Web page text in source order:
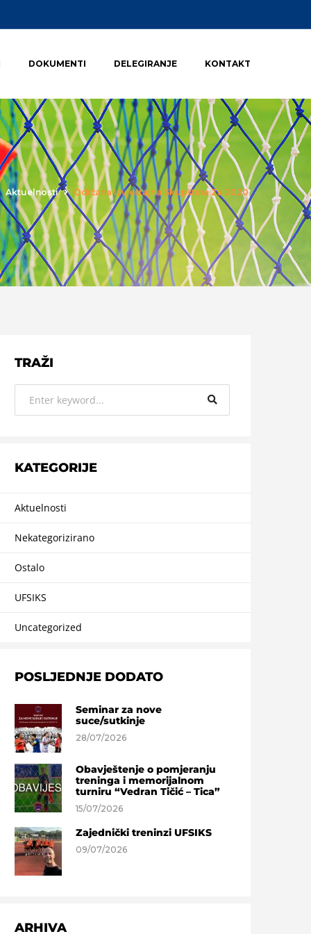
DOKUMENTI DELEGIRANJE KONTAKT
Aktuelnosti Održana Izvještajna Skupština Za 2020.
TRAŽI
KATEGORIJE
Aktuelnosti
Nekategorizirano
Ostalo
UFSIKS
Uncategorized
POSLJEDNJE DODATO
Seminar za nove
suce/sutkinje
28/07/2026
Obavještenje o pomjeranju
treninga i memorijalnom
turniru “Vedran Tičić – Tica”
15/07/2026
Zajednički treninzi UFSIKS
09/07/2026
ARHIVA